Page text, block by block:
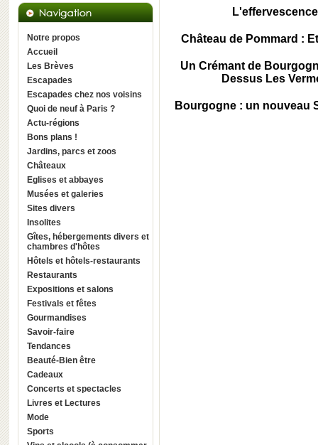
Notre propos
Accueil
Les Brèves
Escapades
Escapades chez nos voisins
Quoi de neuf à Paris ?
Actu-régions
Bons plans !
Jardins, parcs et zoos
Châteaux
Eglises et abbayes
Musées et galeries
Sites divers
Insolites
Gîtes, hébergements divers et
chambres d'hôtes
Hôtels et hôtels-restaurants
Restaurants
Expositions et salons
Festivals et fêtes
Gourmandises
Savoir-faire
Tendances
Beauté-Bien être
Cadeaux
Concerts et spectacles
Livres et Lectures
Mode
Sports
Château de Pommard :
Un Crémant de
Dessus Les
Bourgogne : un nouveau